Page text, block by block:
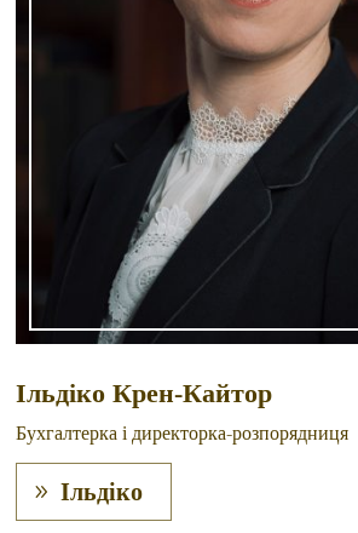
Ільдіко Крен-Кайтор
Бухгалтерка і директорка-розпорядниця
Ільдіко